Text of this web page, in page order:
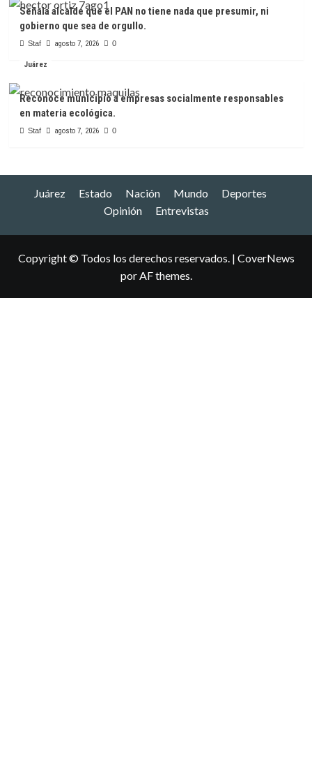
Señala alcalde que el PAN no tiene nada que presumir, ni
gobierno que sea de orgullo.
Staf agosto 7, 2026 0
Juárez
Reconoce municipio a empresas socialmente responsables
en materia ecológica.
Staf agosto 7, 2026 0
Juárez Estado Nación Mundo
Deportes
Opinión
Entrevistas
Copyright © Todos los derechos reservados. | CoverNews
por AF themes.